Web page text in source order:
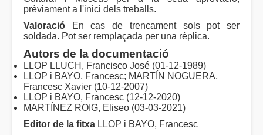
prèviament a l'inici dels treballs.
Valoració En cas de trencament sols pot ser
soldada. Pot ser remplaçada per una rèplica.
Autors de la documentació
LLOP LLUCH, Francisco José (01-12-1989)
LLOP i BAYO, Francesc; MARTÍN NOGUERA,
Francesc Xavier (10-12-2007)
LLOP i BAYO, Francesc (12-12-2020)
MARTÍNEZ ROIG, Eliseo (03-03-2021)
Editor de la fitxa LLOP i BAYO, Francesc